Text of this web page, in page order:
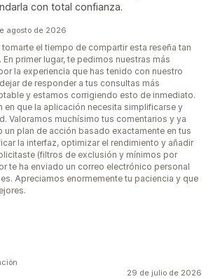
con total confianza.
agosto de 2026
el tiempo de compartir esta reseña tan
primer lugar, te pedimos nuestras más
la experiencia que has tenido con nuestro
de responder a tus consultas más
y estamos corrigiendo esto de inmediato.
en que la aplicación necesita simplificarse y
Valoramos muchísimo tus comentarios y ya
un plan de acción basado exactamente en tus
la interfaz, optimizar el rendimiento y añadir
(filtros de exclusión y mínimos por
te ha enviado un correo electrónico personal
Apreciamos enormemente tu paciencia y que
29 de julio de 2026